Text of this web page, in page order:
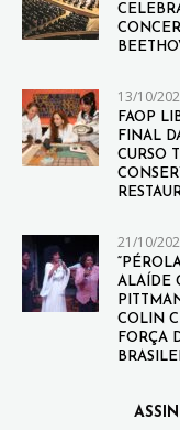
13/10/
FAOP
FINAL
CURSO
21/10/
ALAÍDE
COLIN
FORÇA